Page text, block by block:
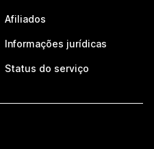
Afiliados
Informações jurídicas
Status do serviço